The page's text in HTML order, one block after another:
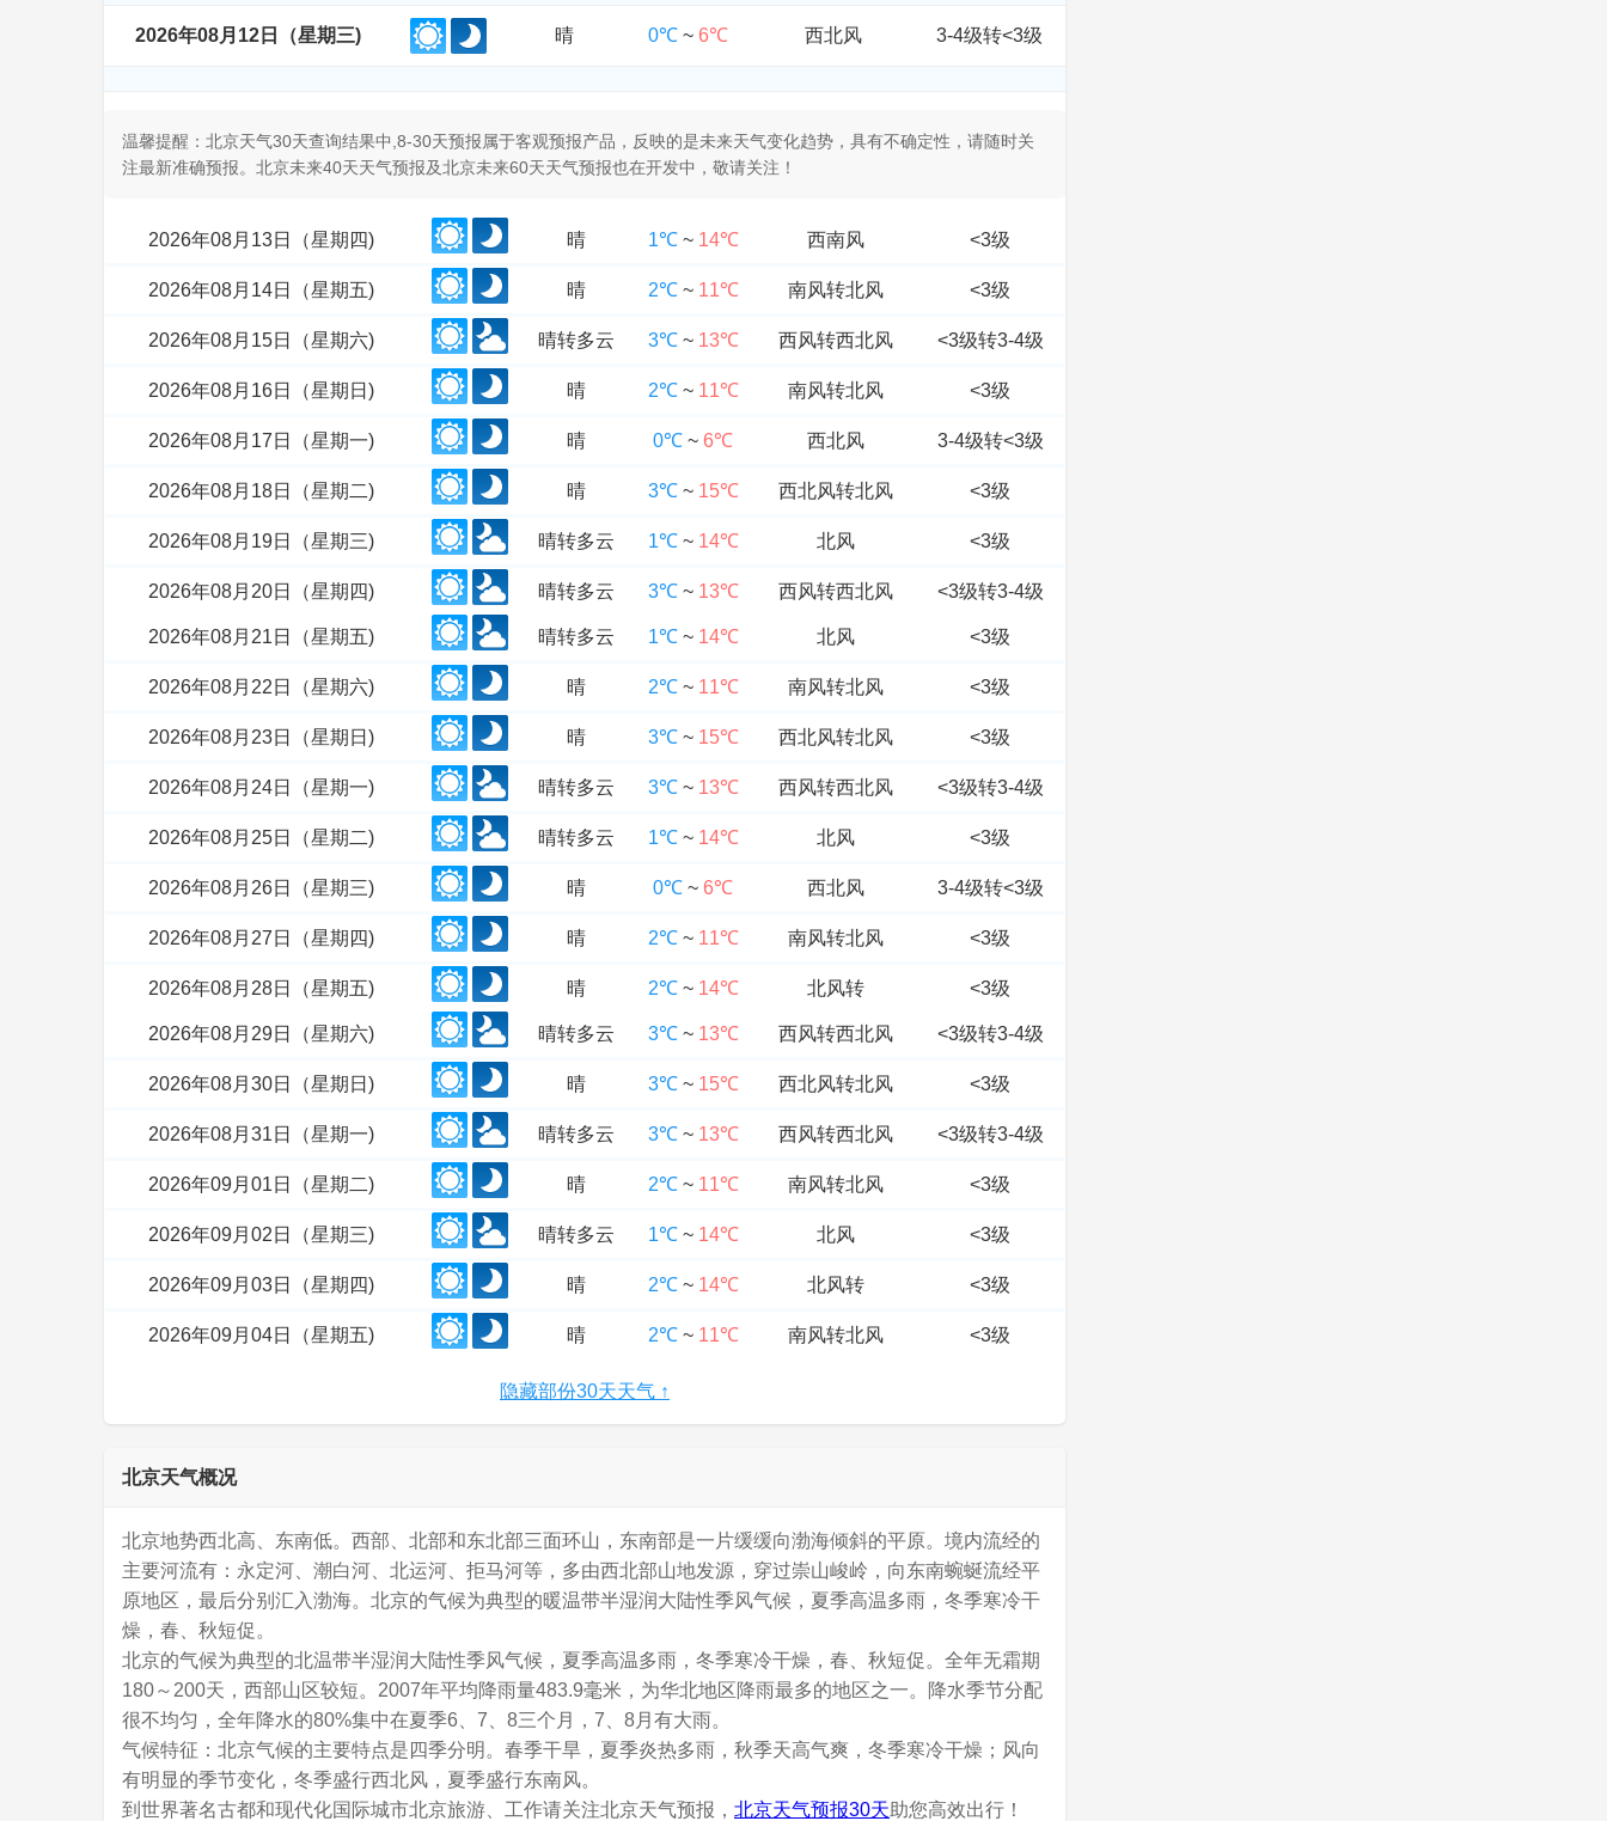
2026年08月12日（星期三) 晴 0℃~ 6℃ 西北风 3-4级转<3级
温馨提醒：北京天气30天查询结果中,8-30天预报属于客观预报产品，反映的是未来天气变化趋势，具有不确定性，请随时关
注最新准确预报。北京未来40天天气预报及北京未来60天天气预报也在开发中，敬请关注！
2026年08月13日（星期四) 晴 1℃~ 14℃ 西南风 <3级
2026年08月14日（星期五) 晴 2℃~ 11℃ 南风转北风 <3级
2026年08月15日（星期六) 晴转多云 3℃~ 13℃ 西风转西北风 <3级转3-4级
2026年08月16日（星期日) 晴 2℃~ 11℃ 南风转北风 <3级
2026年08月17日（星期一) 晴 0℃ ~ 6℃ 西北风 3-4级转<3级
2026年08月18日（星期二) 晴 3℃~ 15℃ 西北风转北风 <3级
2026年08月19日（星期三) 晴转多云 1℃~ 14℃ 北风 <3级
2026年08月20日（星期四) 晴转多云 3℃~ 13℃ 西风转西北风 <3级转3-4级
2026年08月21日（星期五) 晴转多云 1℃~ 14℃ 北风 <3级
2026年08月22日（星期六) 晴 2℃~ 11℃ 南风转北风 <3级
2026年08月23日（星期日) 晴 3℃~ 15℃ 西北风转北风 <3级
2026年08月24日（星期一) 晴转多云 3℃~ 13℃ 西风转西北风 <3级转3-4级
2026年08月25日（星期二) 晴转多云 1℃~ 14℃ 北风 <3级
2026年08月26日（星期三) 晴 0℃ ~ 6℃ 西北风 3-4级转<3级
2026年08月27日（星期四) 晴 2℃~ 11℃ 南风转北风 <3级
2026年08月28日（星期五) 晴 2℃~ 14℃ 北风转 <3级
2026年08月29日（星期六) 晴转多云 3℃~ 13℃ 西风转西北风 <3级转3-4级
2026年08月30日（星期日) 晴 3℃~ 15℃ 西北风转北风 <3级
2026年08月31日（星期一) 晴转多云 3℃~ 13℃ 西风转西北风 <3级转3-4级
2026年09月01日（星期二) 晴 2℃~ 11℃ 南风转北风 <3级
2026年09月02日（星期三) 晴转多云 1℃~ 14℃ 北风 <3级
2026年09月03日（星期四) 晴 2℃~ 14℃ 北风转 <3级
2026年09月04日（星期五) 晴 2℃~ 11℃ 南风转北风 <3级
隐藏部份30天天气 ↑
北京天气概况
北京地势西北高、东南低。西部、北部和东北部三面环山，东南部是一片缓缓向渤海倾斜的平原。境内流经的
主要河流有：永定河、潮白河、北运河、拒马河等，多由西北部山地发源，穿过崇山峻岭，向东南蜿蜒流经平
原地区，最后分别汇入渤海。北京的气候为典型的暖温带半湿润大陆性季风气候，夏季高温多雨，冬季寒冷干
燥，春、秋短促。
北京的气候为典型的北温带半湿润大陆性季风气候，夏季高温多雨，冬季寒冷干燥，春、秋短促。全年无霜期
180～200天，西部山区较短。2007年平均降雨量483.9毫米，为华北地区降雨最多的地区之一。降水季节分配
很不均匀，全年降水的80%集中在夏季6、7、8三个月，7、8月有大雨。
气候特征：北京气候的主要特点是四季分明。春季干旱，夏季炎热多雨，秋季天高气爽，冬季寒冷干燥；风向
有明显的季节变化，冬季盛行西北风，夏季盛行东南风。
到世界著名古都和现代化国际城市北京旅游、工作请关注北京天气预报， 北京天气预报30天助您高效出行！